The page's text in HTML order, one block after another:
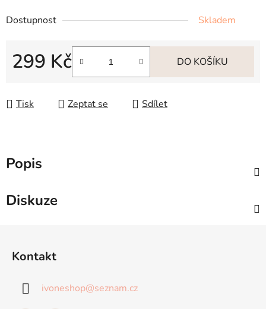
Dostupnost Skladem
299 Kč DO KOŠÍKU
Tisk Zeptat se Sdílet
Popis
Diskuze
Kontakt
ivoneshop@seznam.cz